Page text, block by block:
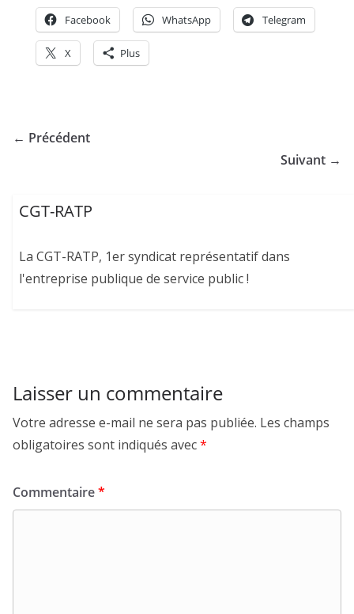
Facebook WhatsApp Telegram
X Plus
← Précédent
Suivant →
CGT-RATP
La CGT-RATP, 1er syndicat représentatif dans
l'entreprise publique de service public !
Laisser un commentaire
Votre adresse e-mail ne sera pas publiée. Les champs
obligatoires sont indiqués avec*
Commentaire*